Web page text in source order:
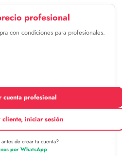
profesional
con condiciones para profesionales.
cuenta profesional
cliente, iniciar sesión
antes de crear tu cuenta?
por WhatsApp